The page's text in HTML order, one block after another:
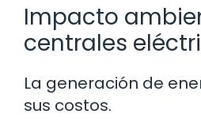
Impacto
centrales
La generación de
sus costos.